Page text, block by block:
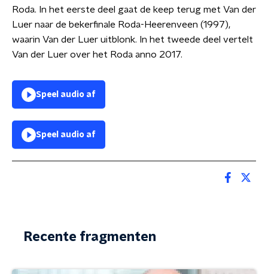
Roda. In het eerste deel gaat de keep terug met Van der
Luer naar de bekerfinale Roda-Heerenveen (1997),
waarin Van der Luer uitblonk. In het tweede deel vertelt
Van der Luer over het Roda anno 2017.
Speel audio af
Speel audio af
Recente fragmenten